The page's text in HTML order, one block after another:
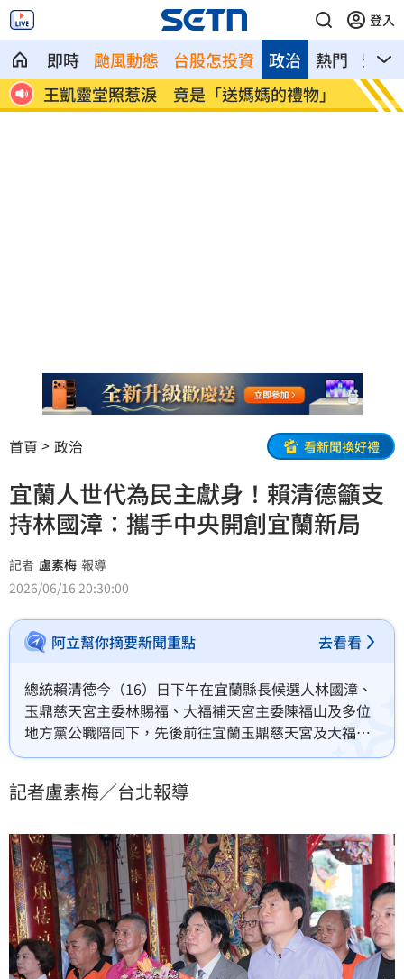
登入
即時 颱風動態 台股怎投資 熱門 影音
政治
」
新／國道事故！車卡匝道…駕駛受困、昏
迷
7縣
天
首頁 政治 看新聞換好禮
宜蘭人世代為民主獻身！賴清德籲支
持林國漳：攜手中央開創宜蘭新局
記者 盧素梅 報導
2026/06/16 20:30:00
阿立幫你摘要新聞重點 去看看
總統賴清德今（16）日下午在宜蘭縣長候選人林國漳、
玉鼎慈天宮主委林賜福、大福補天宮主委陳福山及多位
地方黨公職陪同下，先後前往宜蘭玉鼎慈天宮及大福補
天宮參香祈福，與地方民眾暢談國政。賴清德致詞時感
人；從蔣渭水、陳定南到游錫堃，宜蘭人世代為民主獻
能與中央攜手合作，共創宜蘭好生活。
記者盧素梅／台北報導